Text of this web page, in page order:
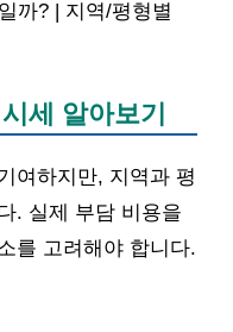
까? | 지역/평형별
세 알아보기
여하지만, 지역과 평
. 실제 부담 비용을
를 고려해야 합니다.